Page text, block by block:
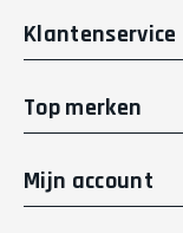
Klantenservice
Top merken
Mijn account